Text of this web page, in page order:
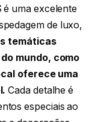
é uma excelente
de luxo,
temáticas
mundo, como
oferece uma
Cada detalhe é
especiais ao